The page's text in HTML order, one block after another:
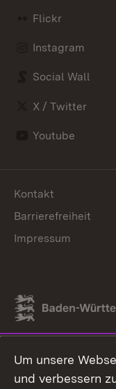
Flickr
Instagram
Social Wall
X / Twitter
Youtube
Link zum
Kontakt
Barrierefreiheit
Impressum
Um unsere
und verbessern